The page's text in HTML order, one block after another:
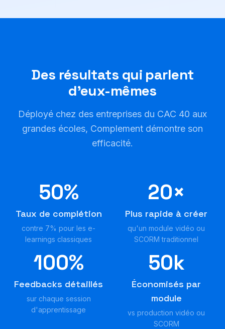
Des résultats qui parlent
d'eux-mêmes
Déployé chez des entreprises du CAC 40 aux
grandes écoles, Complement démontre son
efficacité.
50%
Taux de complétion
contre 7% pour les e-
learnings classiques
20×
Plus rapide à créer
qu'un module vidéo ou
SCORM traditionnel
100%
Feedbacks détaillés
sur chaque session
d'apprentissage
50k
Économisés par
module
vs production vidéo ou
SCORM